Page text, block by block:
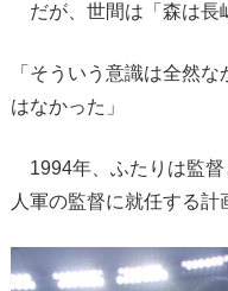
だが、世間は「森は長
「そういう意識は全然
はなかった」
1994年、ふたりは監督
人軍の監督に就任する計